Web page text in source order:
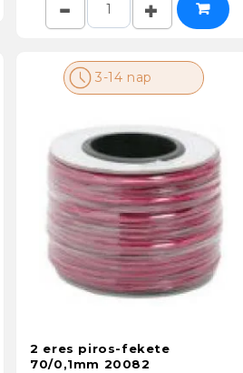
3-14 nap
2 eres piros-fekete
70/0,1mm 20082